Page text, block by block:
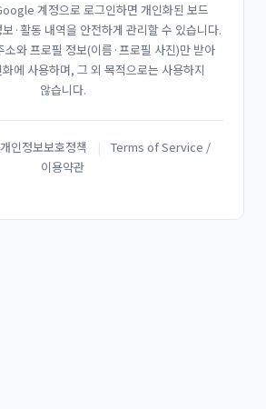
계정으로 로그인하면 개인화된 보드
·활동 내역을 안전하게 관리할 수 있습니다.
소와 프로필 정보(이름·프로필 사진)만 받아
에 사용하며, 그 외 목적으로는 사용하지
않습니다.
인정보보호정책 |
Terms of Service /
이용약관